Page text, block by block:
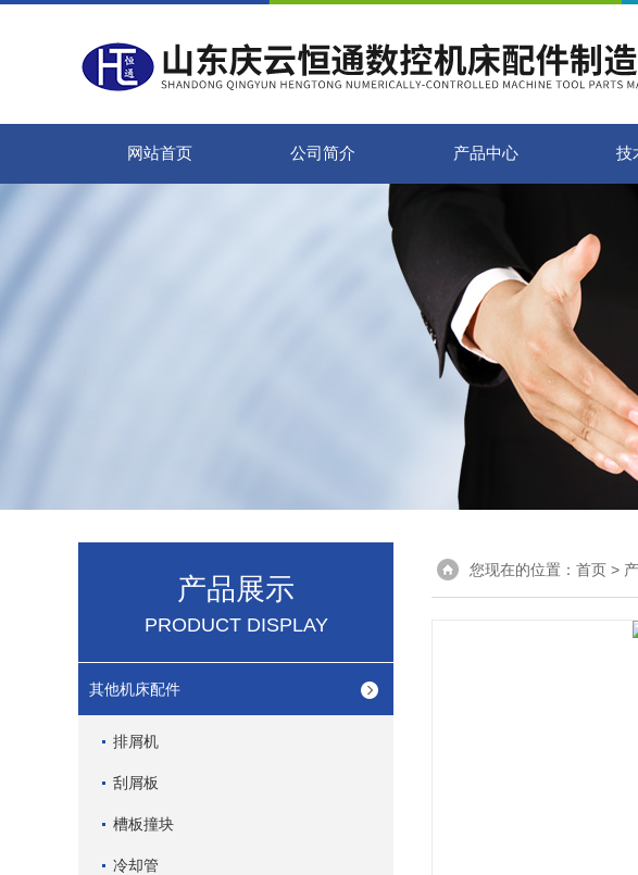
网站首页 公司简介 产品中心 技
产品展示
PRODUCT DISPLAY
其他机床配件
排屑机
刮屑板
槽板撞块
冷却管
您现在的位置： 首页 >